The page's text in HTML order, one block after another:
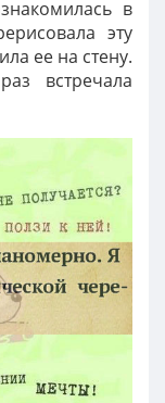
в
эту
ее на стену.
встречала